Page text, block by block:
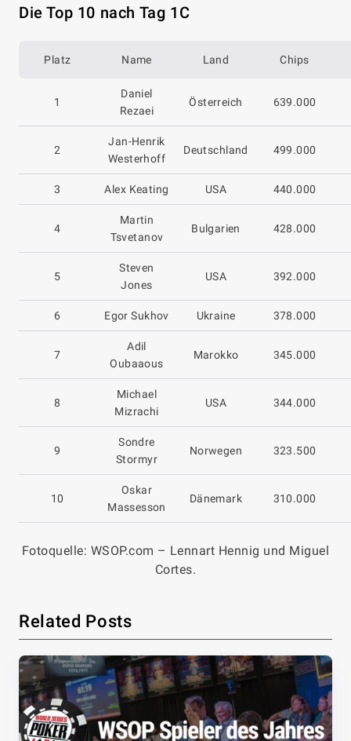
Die Top 10 nach Tag 1C
Platz Name Land Chips
1
Daniel
Rezaei
Österreich 639.000
2
Jan-Henrik
Westerhoff
Deutschland 499.000
3 Alex Keating USA 440.000
4
Martin
Tsvetanov
Bulgarien 428.000
5
Steven
Jones
USA 392.000
6 Egor Sukhov Ukraine 378.000
7
Adil
Oubaaous
Marokko 345.000
8
Michael
Mizrachi
USA 344.000
9
Sondre
Stormyr
Norwegen 323.500
10
Oskar
Massesson
Dänemark 310.000
Fotoquelle: WSOP.com – Lennart Hennig und Miguel
Cortes.
Related Posts